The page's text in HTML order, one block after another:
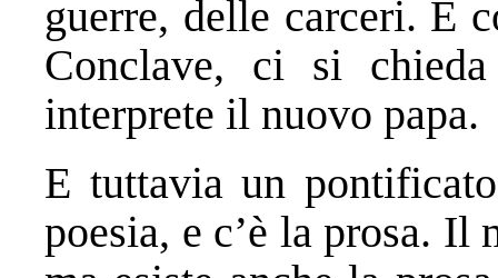
guerre, delle carceri. È
Conclave, ci si
interprete il nuovo papa.
E tuttavia un
poesia, e c’è la prosa. Il